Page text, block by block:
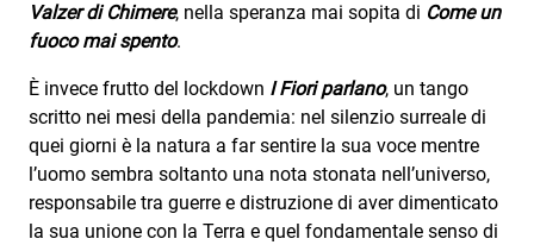
Valzer di Chimere, nella speranza mai sopita di Come un
fuoco mai spento.
È invece frutto del lockdown I Fiori parlano, un tango
scritto nei mesi della pandemia: nel silenzio surreale di
quei giorni è la natura a far sentire la sua voce mentre
l’uomo sembra soltanto una nota stonata nell’universo,
responsabile tra guerre e distruzione di aver dimenticato
la sua unione con la Terra e quel fondamentale senso di